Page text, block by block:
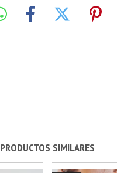
PRODUCTOS SIMILARES